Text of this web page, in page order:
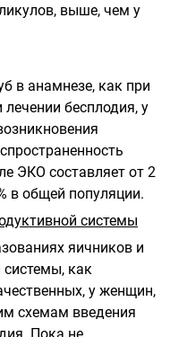
выше, чем у
в анамнезе, как при
лечении бесплодия, у
ЭКО составляет от 2
в общей популяции.
системы
яичников и
системы, как
у женщин,
схемам введения